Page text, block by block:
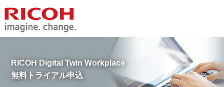
RICOH Digital Twin Workplace
無料トライアル申込